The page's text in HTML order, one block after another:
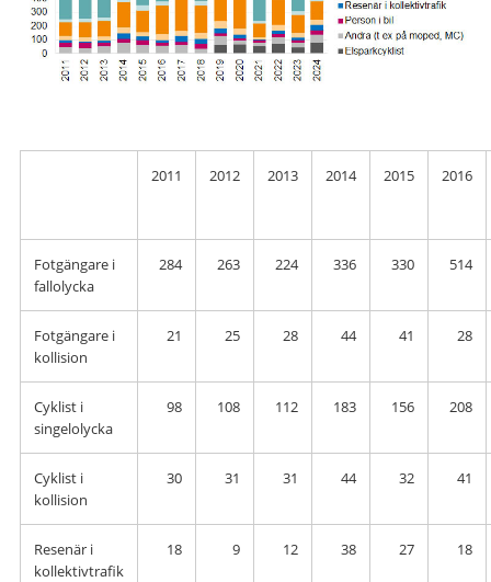
2011 2012 2013 2014 2015 2016
Fotgängare i
fallolycka
284 263 224 336 330 514
Fotgängare i
kollision
21 25 28 44 41 28
Cyklist i
singelolycka
98 108 112 183 156 208
Cyklist i
kollision
30 31 31 44 32 41
Resenär i
kollektivtrafik
18 9 12 38 27 18